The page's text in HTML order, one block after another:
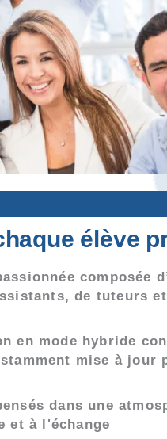
élève
composée
de tuteurs
en mode hybride
mise à jour
dans une
et à l'échange